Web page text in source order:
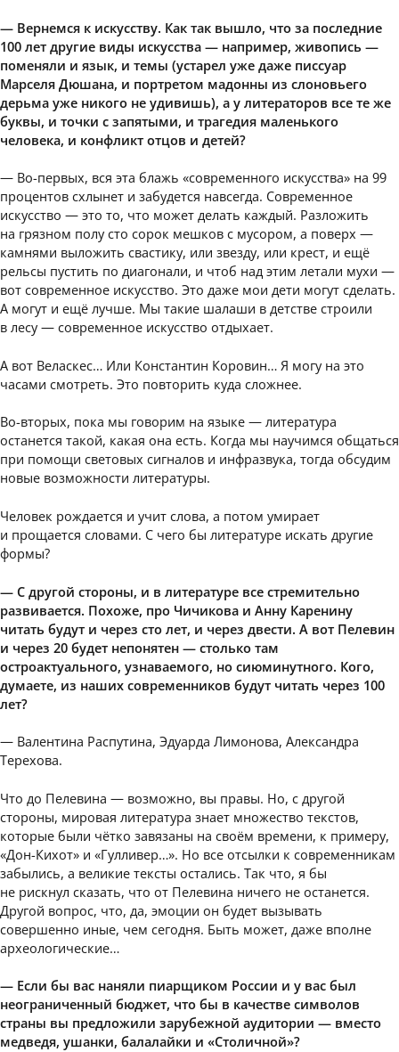
— Вернемся к искусству. Как так вышло, что за последние
100 лет другие виды искусства — например, живопись —
поменяли и язык, и темы (устарел уже даже писсуар
Марселя Дюшана, и портретом мадонны из слоновьего
дерьма уже никого не удивишь), а у литераторов все те же
буквы, и точки с запятыми, и трагедия маленького
человека, и конфликт отцов и детей?
— Во-первых, вся эта блажь «современного искусства» на 99
процентов схлынет и забудется навсегда. Современное
искусство — это то, что может делать каждый. Разложить
на грязном полу сто сорок мешков с мусором, а поверх —
камнями выложить свастику, или звезду, или крест, и ещё
рельсы пустить по диагонали, и чтоб над этим летали мухи —
вот современное искусство. Это даже мои дети могут сделать.
А могут и ещё лучше. Мы такие шалаши в детстве строили
в лесу — современное искусство отдыхает.
А вот Веласкес… Или Константин Коровин… Я могу на это
часами смотреть. Это повторить куда сложнее.
Во-вторых, пока мы говорим на языке — литература
останется такой, какая она есть. Когда мы научимся общаться
при помощи световых сигналов и инфразвука, тогда обсудим
новые возможности литературы.
Человек рождается и учит слова, а потом умирает
и прощается словами. С чего бы литературе искать другие
формы?
— С другой стороны, и в литературе все стремительно
развивается. Похоже, про Чичикова и Анну Каренину
читать будут и через сто лет, и через двести. А вот Пелевин
и через 20 будет непонятен — столько там
остроактуального, узнаваемого, но сиюминутного. Кого,
думаете, из наших современников будут читать через 100
лет?
— Валентина Распутина, Эдуарда Лимонова, Александра
Терехова.
Что до Пелевина — возможно, вы правы. Но, с другой
стороны, мировая литература знает множество текстов,
которые были чётко завязаны на своём времени, к примеру,
«Дон-Кихот» и «Гулливер…». Но все отсылки к современникам
забылись, а великие тексты остались. Так что, я бы
не рискнул сказать, что от Пелевина ничего не останется.
Другой вопрос, что, да, эмоции он будет вызывать
совершенно иные, чем сегодня. Быть может, даже вполне
археологические…
— Если бы вас наняли пиарщиком России и у вас был
неограниченный бюджет, что бы в качестве символов
страны вы предложили зарубежной аудитории — вместо
медведя, ушанки, балалайки и «Столичной»?